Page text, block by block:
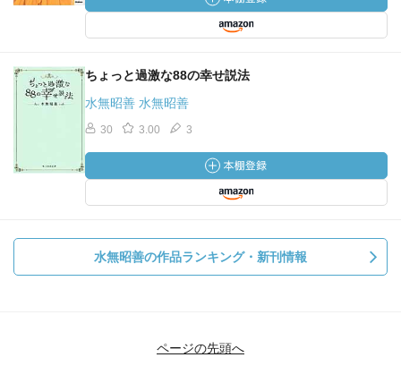
ちょっと過激な88の幸せ説法
水無昭善 水無昭善
30 3.00 3
水無昭善の作品ランキング・新刊情報
ページの先頭へ